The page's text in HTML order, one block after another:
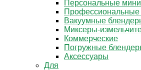
Персональные
Профессиональные
Вакуумные
Миксеры-
Коммерческие
Погружные
Аксессуары
Для